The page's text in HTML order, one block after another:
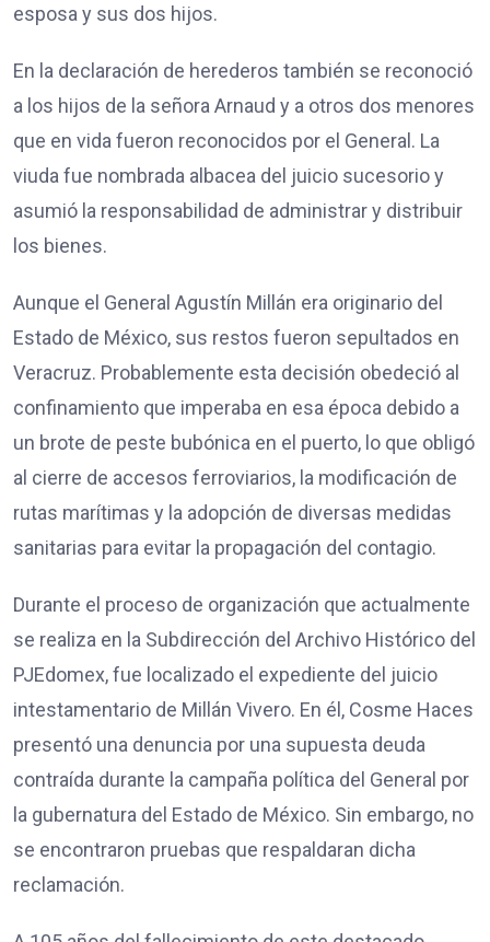
esposa y sus dos hijos.
En la declaración de herederos también se reconoció
a los hijos de la señora Arnaud y a otros dos menores
que en vida fueron reconocidos por el General. La
viuda fue nombrada albacea del juicio sucesorio y
asumió la responsabilidad de administrar y distribuir
los bienes.
Aunque el General Agustín Millán era originario del
Estado de México, sus restos fueron sepultados en
Veracruz. Probablemente esta decisión obedeció al
confinamiento que imperaba en esa época debido a
un brote de peste bubónica en el puerto, lo que obligó
al cierre de accesos ferroviarios, la modificación de
rutas marítimas y la adopción de diversas medidas
sanitarias para evitar la propagación del contagio.
Durante el proceso de organización que actualmente
se realiza en la Subdirección del Archivo Histórico del
PJEdomex, fue localizado el expediente del juicio
intestamentario de Millán Vivero. En él, Cosme Haces
presentó una denuncia por una supuesta deuda
contraída durante la campaña política del General por
la gubernatura del Estado de México. Sin embargo, no
se encontraron pruebas que respaldaran dicha
reclamación.